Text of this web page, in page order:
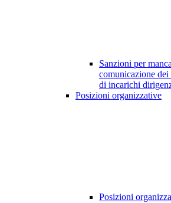
Sanzioni per
comunicazione
di incarichi
Posizioni organizzative
Posizioni